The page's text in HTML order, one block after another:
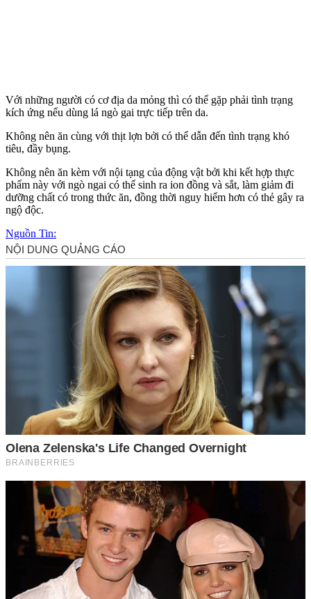
Với những người có cơ địa da mỏng thì có thể gặp phải tình trạng
kích ứng nếu dùng lá ngò gai trực tiếp trên da.
Không nên ăn cùng với thịt lợn bởi có thể dẫn đến tình trạng khó
tiêu, đầy bụng.
Không nên ăn kèm với nộ‌i tạn‌g của động vật bởi khi kết hợp thực
phẩm này với ngò ngai có thể sinh ra ion đồng và sắt, làm giảm đi
dưỡng chất có trong thức ăn, đồng thời nguy hiểm hơn có thẻ gây ra
ngộ độc.
Nguồn Tin: